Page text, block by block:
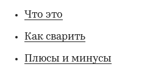
Что это
Как сварить
Плюсы и минусы